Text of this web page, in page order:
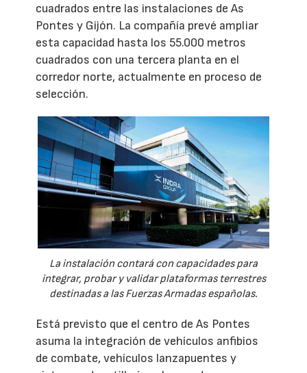
cuadrados entre las instalaciones de As
Pontes y Gijón. La compañía prevé ampliar
esta capacidad hasta los 55.000 metros
cuadrados con una tercera planta en el
corredor norte, actualmente en proceso de
selección.
La instalación contará con capacidades para
integrar, probar y validar plataformas terrestres
destinadas a las Fuerzas Armadas españolas.
Está previsto que el centro de As Pontes
asuma la integración de vehículos anfibios
de combate, vehículos lanzapuentes y